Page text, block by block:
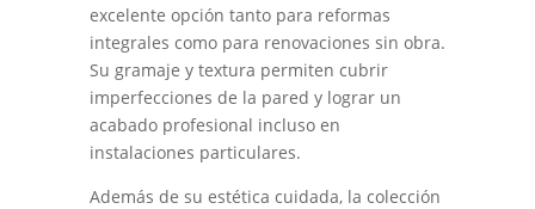
excelente opción tanto para reformas
integrales como para renovaciones sin obra.
Su gramaje y textura permiten cubrir
imperfecciones de la pared y lograr un
acabado profesional incluso en
instalaciones particulares.
Además de su estética cuidada, la colección